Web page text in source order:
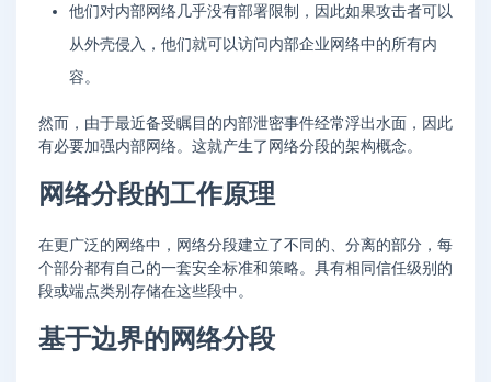
他们对内部网络几乎没有部署限制，因此如果攻击者可以
从外壳侵入，他们就可以访问内部企业网络中的所有内
容。
然而，由于最近备受瞩目的内部泄密事件经常浮出水面，因此
有必要加强内部网络。这就产生了网络分段的架构概念。
网络分段的工作原理
在更广泛的网络中，网络分段建立了不同的、分离的部分，每
个部分都有自己的一套安全标准和策略。具有相同信任级别的
段或端点类别存储在这些段中。
基于边界的网络分段